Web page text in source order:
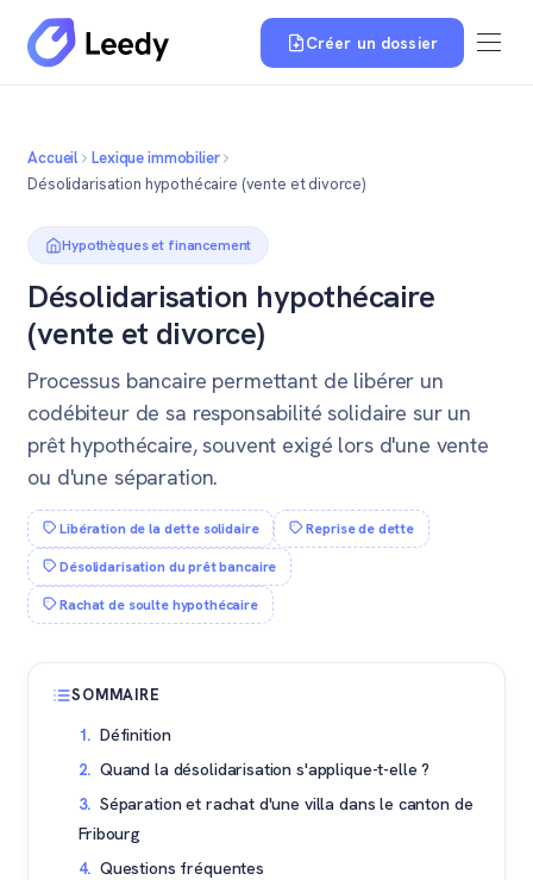
Créer un dossier
Accueil
Lexique immobilier
Désolidarisation hypothécaire (vente et divorce)
Hypothèques et financement
Désolidarisation hypothécaire
(vente et divorce)
Processus bancaire permettant de libérer un
codébiteur de sa responsabilité solidaire sur un
prêt hypothécaire, souvent exigé lors d'une vente
ou d'une séparation.
Libération de la dette solidaire
Reprise de dette
Désolidarisation du prêt bancaire
Rachat de soulte hypothécaire
SOMMAIRE
Définition
Quand la désolidarisation s'applique-t-elle ?
Séparation et rachat d'une villa dans le canton de
Fribourg
Questions fréquentes